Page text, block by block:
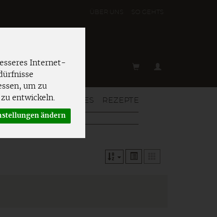
Internet-
um zu
entwickeln.
ändern
& MEHR AKTUELLES REZEPTE